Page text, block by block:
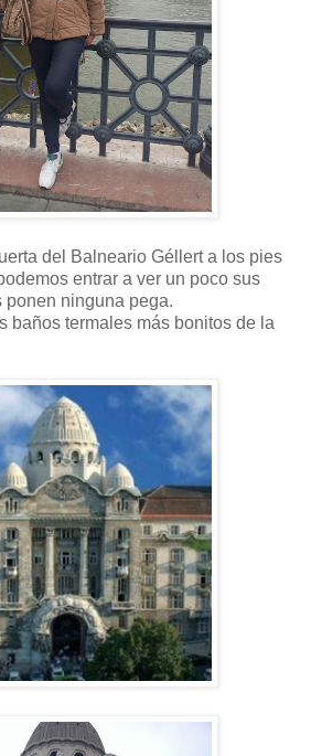
del Balneario Géllert a los pies
entrar a ver un poco sus
ponen ninguna pega.
baños termales más bonitos de la